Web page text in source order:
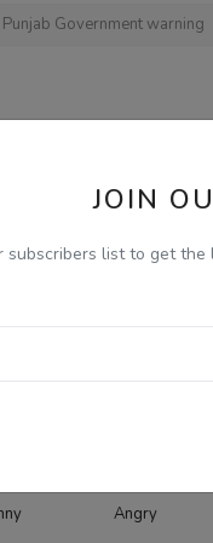
JOIN
subscribers list to get
Punjab Government warning
ਸੰਨਿਆਸ
NEXT NEWS
Gen-Z ਸਾਡੀ
Angry